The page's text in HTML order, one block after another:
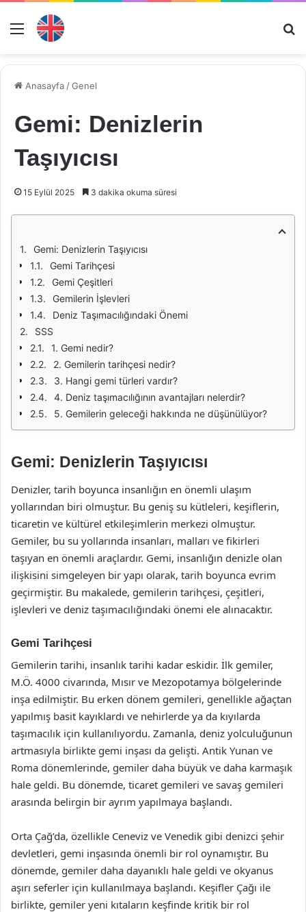
Menü
Anasayfa /Genel
Gemi: Denizlerin
Taşıyıcısı
15 Eylül 2025 3 dakika okuma süresi
Gemi: Denizlerin Taşıyıcısı
Gemi Tarihçesi
Gemi Çeşitleri
Gemilerin İşlevleri
Deniz Taşımacılığındaki Önemi
SSS
1. Gemi nedir?
2. Gemilerin tarihçesi nedir?
3. Hangi gemi türleri vardır?
4. Deniz taşımacılığının avantajları nelerdir?
5. Gemilerin geleceği hakkında ne düşünülüyor?
Gemi: Denizlerin Taşıyıcısı
Denizler, tarih boyunca insanlığın en önemli ulaşım
yollarından biri olmuştur. Bu geniş su kütleleri, keşiflerin,
ticaretin ve kültürel etkileşimlerin merkezi olmuştur.
Gemiler, bu su yollarında insanları, malları ve fikirleri
taşıyan en önemli araçlardır. Gemi, insanlığın denizle olan
ilişkisini simgeleyen bir yapı olarak, tarih boyunca evrim
geçirmiştir. Bu makalede, gemilerin tarihçesi, çeşitleri,
işlevleri ve deniz taşımacılığındaki önemi ele alınacaktır.
Gemi Tarihçesi
Gemilerin tarihi, insanlık tarihi kadar eskidir. İlk gemiler,
M.Ö. 4000 civarında, Mısır ve Mezopotamya bölgelerinde
inşa edilmiştir. Bu erken dönem gemileri, genellikle ağaçtan
yapılmış basit kayıklardı ve nehirlerde ya da kıyılarda
taşımacılık için kullanılıyordu. Zamanla, deniz yolculuğunun
artmasıyla birlikte gemi inşası da gelişti. Antik Yunan ve
Roma dönemlerinde, gemiler daha büyük ve daha karmaşık
hale geldi. Bu dönemde, ticaret gemileri ve savaş gemileri
arasında belirgin bir ayrım yapılmaya başlandı.
Orta Çağ’da, özellikle Ceneviz ve Venedik gibi denizci şehir
devletleri, gemi inşasında önemli bir rol oynamıştır. Bu
dönemde, gemiler daha dayanıklı hale geldi ve okyanus
aşırı seferler için kullanılmaya başlandı. Keşifler Çağı ile
birlikte, gemiler yeni kıtaların keşfinde kritik bir rol